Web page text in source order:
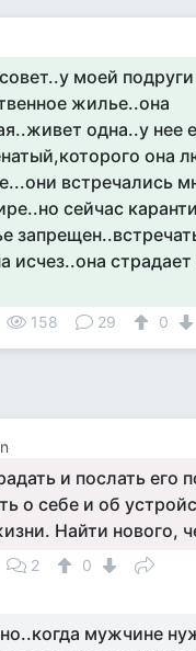
моей подруги
жилье..она
одна..у нее
она
встречались
сейчас
исчез..она страдает
158 29 0
и послать его
о себе и об
Найти нового,
2
0
мужчине